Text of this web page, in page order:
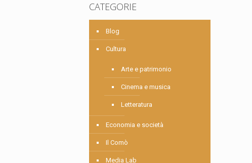
CATEGORIE
Blog
Cultura
Arte e patrimonio
Cinema e musica
Letteratura
Economia e società
Il Comò
Media Lab